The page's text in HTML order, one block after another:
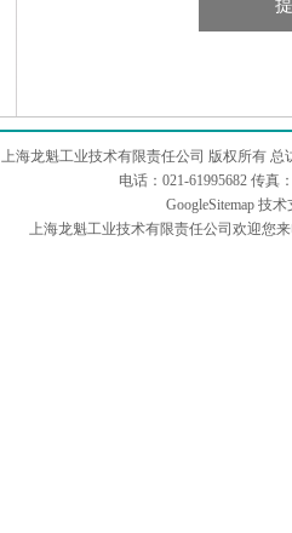
上海龙魁工业技术有限责任公司 版权所有 总
电话：021-61995682 传真
GoogleSitemap技术
上海龙魁工业技术有限责任公司欢迎您